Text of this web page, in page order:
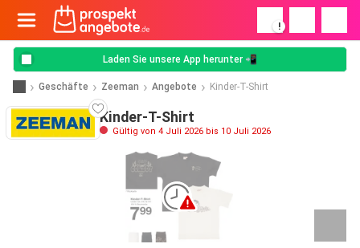
!
Laden Sie unsere App herunter 📲
Geschäfte Zeeman Angebote Kinder-T-Shirt
Kinder-T-Shirt
Gültig von 4 Juli 2026 bis 10 Juli 2026